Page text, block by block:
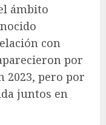
ámbito
con
por
2023, pero por
juntos en